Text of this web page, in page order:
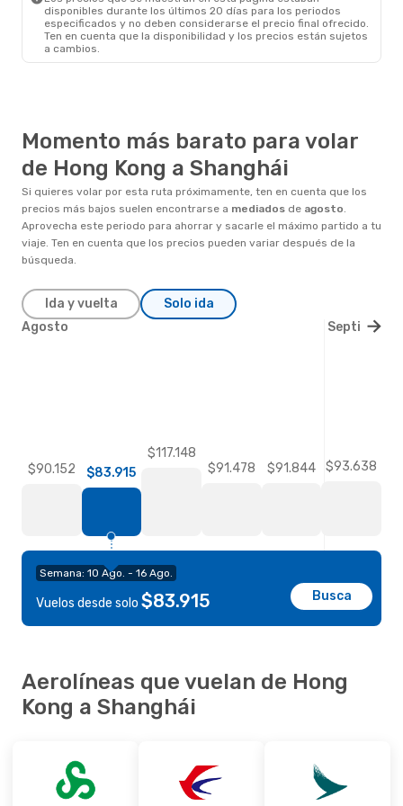
disponibles durante los últimos 20 días para los periodos
especificados y no deben considerarse el precio final ofrecido.
Ten en cuenta que la disponibilidad y los precios están sujetos
a cambios.
Momento más barato para volar
de Hong Kong a Shanghái
Si quieres volar por esta ruta próximamente, ten en cuenta que los
precios más bajos suelen encontrarse a mediados de agosto.
Aprovecha este periodo para ahorrar y sacarle el máximo partido a tu
viaje. Ten en cuenta que los precios pueden variar después de la
búsqueda.
Ida y vuelta Solo ida
Semana: 10 Ago. - 16 Ago.
Vuelos desde solo $83.915 Busca
$90.152 $83.915
$117.148
$91.478
$91.844 $93.638
Agosto Septiembre
Aerolíneas que vuelan de Hong
Kong a Shanghái